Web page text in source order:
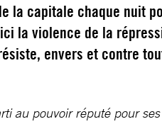
la capitale chaque nuit
la violence de la
envers et contre
au pouvoir réputé pour